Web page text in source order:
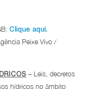
Clique aqui.
Peixe Vivo /
– Leis, decretos
hídricos no âmbito